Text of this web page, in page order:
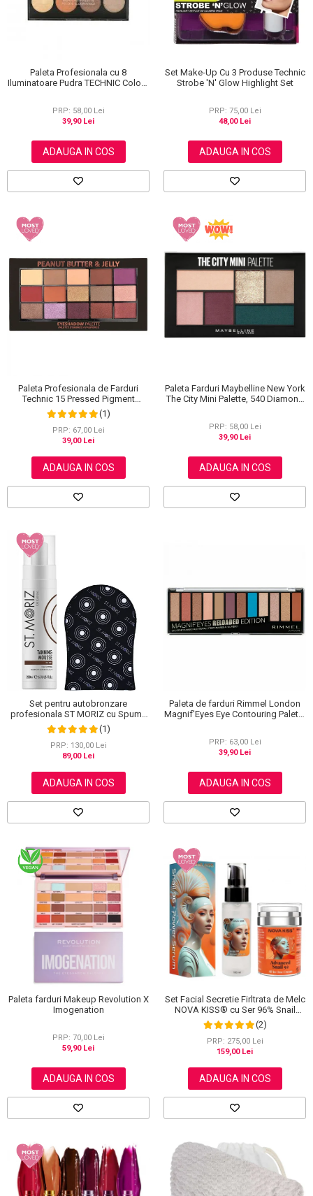
Paleta Profesionala cu 8
Iluminatoare Pudra TECHNIC Colour
PRP: 58,00 Lei
39,90 Lei
ADAUGA IN COS
Set Make-Up Cu 3 Produse Technic
Strobe 'N' Glow Highlight Set
PRP: 75,00 Lei
48,00 Lei
ADAUGA IN COS
Paleta Profesionala de Farduri
Technic 15 Pressed Pigment
Palette, Peanut Butter & Jelly, 15
Culori, 30 g
(1)
PRP: 67,00 Lei
39,00 Lei
ADAUGA IN COS
Paleta Farduri Maybelline New York
The City Mini Palette, 540 Diamond
PRP: 58,00 Lei
39,90 Lei
ADAUGA IN COS
Set pentru autobronzare
profesionala ST MORIZ cu Spuma
Dark Fast Drying si Manusa Velvet
Tanning Mitt
(1)
PRP: 130,00 Lei
89,00 Lei
ADAUGA IN COS
Paleta de farduri Rimmel London
Magnif'Eyes Eye Contouring Palette
PRP: 63,00 Lei
39,90 Lei
ADAUGA IN COS
Paleta farduri Makeup Revolution X
Imogenation
PRP: 70,00 Lei
59,90 Lei
ADAUGA IN COS
Set Facial Secretie Firltrata de Melc
NOVA KISS® cu Ser 96% Snail
Power si Crema Advanced Snail 92
All in One
(2)
PRP: 275,00 Lei
159,00 Lei
ADAUGA IN COS